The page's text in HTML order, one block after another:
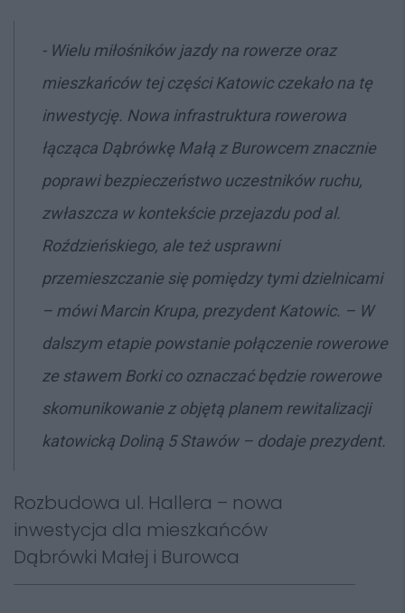
- Wielu miłośników jazdy na rowerze oraz
mieszkańców tej części Katowic czekało na tę
inwestycję. Nowa infrastruktura rowerowa
łącząca Dąbrówkę Małą z Burowcem znacznie
poprawi bezpieczeństwo uczestników ruchu,
zwłaszcza w kontekście przejazdu pod al.
Roździeńskiego, ale też usprawni
przemieszczanie się pomiędzy tymi dzielnicami
– mówi Marcin Krupa, prezydent Katowic. – W
dalszym etapie powstanie połączenie rowerowe
ze stawem Borki co oznaczać będzie rowerowe
skomunikowanie z objętą planem rewitalizacji
katowicką Doliną 5 Stawów– dodaje prezydent.
Rozbudowa ul. Hallera – nowa
inwestycja dla mieszkańców
Dąbrówki Małej i Burowca